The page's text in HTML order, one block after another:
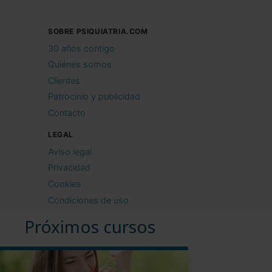
Próximos cursos
SOBRE PSIQUIATRIA.COM
30 años contigo
Quiénes somos
Clientes
Patrocinio y publicidad
Contacto
LEGAL
Aviso legal
Privacidad
Cookies
Condiciones de uso